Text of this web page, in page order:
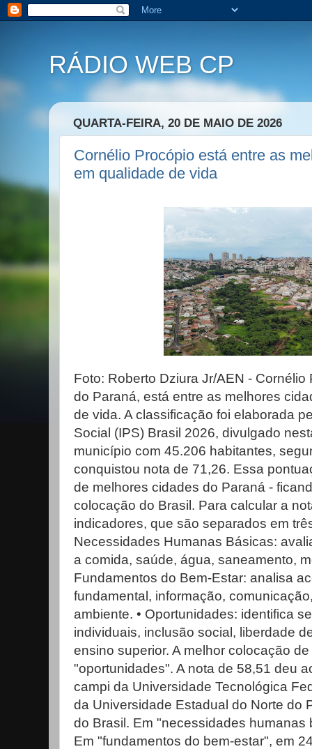
RÁDIO WEB CP
QUARTA-FEIRA, 20 DE MAIO DE 2026
Cornélio Procópio está entre as
em qualidade de vida
Foto: Roberto Dziura Jr/AEN -
do Paraná, está entre as melhores
de vida. A classificação foi elaborada
Social (IPS) Brasil 2026, divulgado
município com 45.206 habitantes,
conquistou nota de 71,26. Essa
de melhores cidades do Paraná -
colocação do Brasil. Para calcular a
indicadores, que são separados em
Necessidades Humanas Básicas:
a comida, saúde, água, saneamento,
Fundamentos do Bem-Estar: analisa
fundamental, informação,
ambiente. • Oportunidades: identifica
individuais, inclusão social, liberdade
ensino superior. A melhor colocação
"oportunidades". A nota de 58,51 deu
campi da Universidade Tecnológica
da Universidade Estadual do Norte do
do Brasil. Em "necessidades humanas
Em "fundamentos do bem-estar", em